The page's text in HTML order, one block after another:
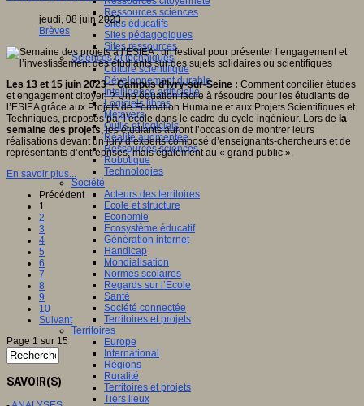
Ressources sciences
Sites éducatifs
Sites pédagogiques
Sites ressources
Sciences et techniques
Culture scientifique
Développement durable
Intelligence artificielle
Logiciels libres
Métavers
Outils et logiciels
Réalité augmentée
Ressources sciences
Robotique
Technologies
Société
Acteurs des territoires
Ecole et structure
Economie
Ecosystème éducatif
Génération internet
Handicap
Mondialisation
Normes scolaires
Regards sur l’Ecole
Santé
Société connectée
Territoires et projets
Territoires
Europe
International
Régions
Ruralité
Territoires et projets
Tiers lieux
jeudi, 08 juin 2023
Brèves
Les 13 et 15 juin 2023 – Campus d’Ivry-sur-Seine : Comment concilier études
et engagement citoyen ? Une équation facile à résoudre pour les étudiants de
l’ESIEA grâce aux Projets de Formation Humaine et aux Projets Scientifiques et
Techniques, proposés par l’école dans le cadre du cycle ingénieur. Lors de la
semaine des projets,les étudiants auront l’occasion de montrer leurs
réalisations devant un jury d’experts composé d’enseignants-chercheurs et de
représentants d’entreprises, mais également au « grand public ».
En savoir plus...
Précédent
1
2
3
4
5
6
7
8
9
10
Suivant
Page 1 sur 15
SAVOIR(S)